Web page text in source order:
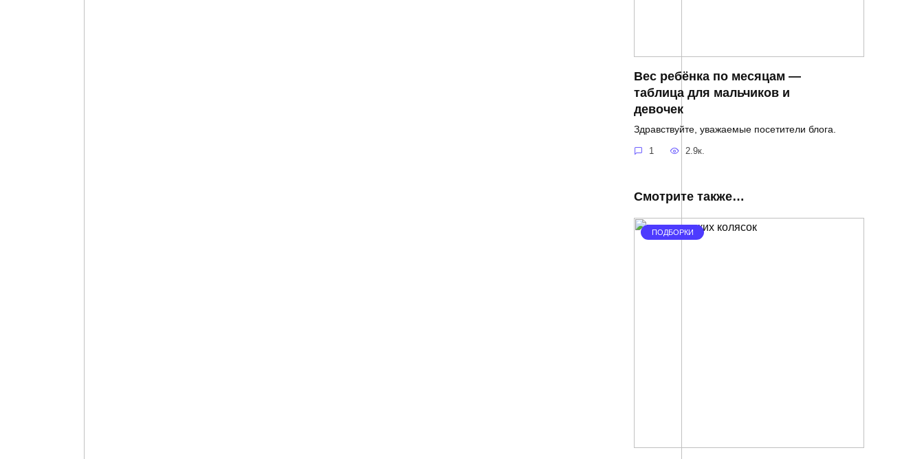
Вес ребёнка по месяцам —
таблица для мальчиков и
девочек
Здравствуйте, уважаемые посетители блога.
1 2.9к.
Смотрите также…
ПОДБОРКИ